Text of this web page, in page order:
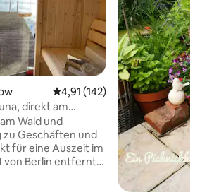
Durchschnittliche Bewertung:
4,91 (142)
direkt am
Wald und
Geschäften und
für eine Auszeit im
von Berlin entfernt,